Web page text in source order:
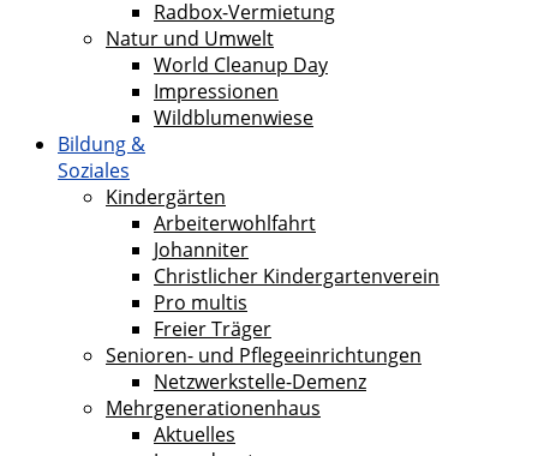
Radbox-Vermietung
Natur und Umwelt
World Cleanup Day
Impressionen
Wildblumenwiese
Bildung &
Soziales
Kindergärten
Arbeiterwohlfahrt
Johanniter
Christlicher Kindergartenverein
Pro multis
Freier Träger
Senioren- und Pflegeeinrichtungen
Netzwerkstelle-Demenz
Mehrgenerationenhaus
Aktuelles